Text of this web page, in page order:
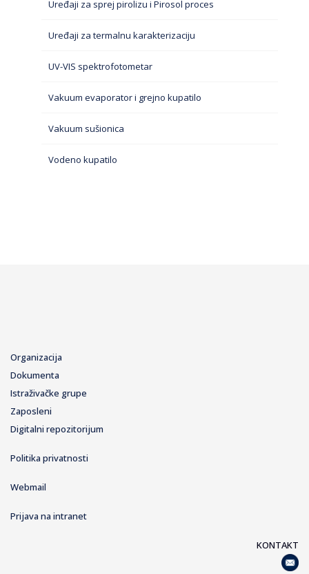
Uređaji za sprej pirolizu i Pirosol proces
Uređaji za termalnu karakterizaciju
UV-VIS spektrofotometar
Vakuum evaporator i grejno kupatilo
Vakuum sušionica
Vodeno kupatilo
Organizacija
Dokumenta
Istraživačke grupe
Zaposleni
Digitalni repozitorijum
Politika privatnosti
Webmail
Prijava na intranet
KONTAKT